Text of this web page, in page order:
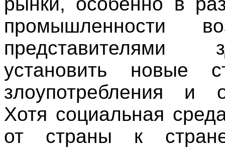
промышленности
представителями
установить новые
злоупотребления и
Хотя социальная
от страны к